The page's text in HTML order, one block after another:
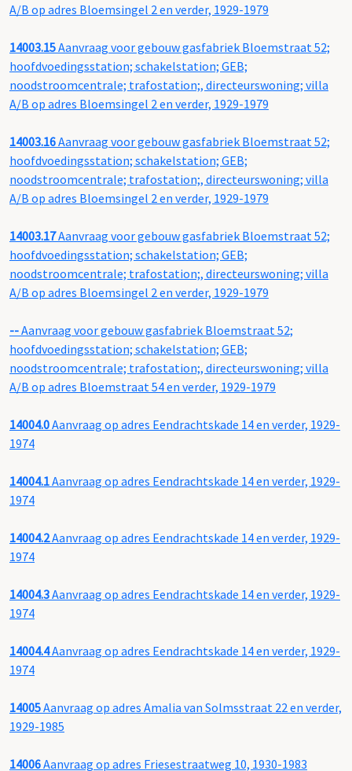
A/B op adres Bloemsingel 2 en verder, 1929-1979
14003.15Aanvraag voor gebouw gasfabriek Bloemstraat 52;
hoofdvoedingsstation; schakelstation; GEB;
noodstroomcentrale; trafostation;, directeurswoning; villa
A/B op adres Bloemsingel 2 en verder, 1929-1979
14003.16Aanvraag voor gebouw gasfabriek Bloemstraat 52;
hoofdvoedingsstation; schakelstation; GEB;
noodstroomcentrale; trafostation;, directeurswoning; villa
A/B op adres Bloemsingel 2 en verder, 1929-1979
14003.17Aanvraag voor gebouw gasfabriek Bloemstraat 52;
hoofdvoedingsstation; schakelstation; GEB;
noodstroomcentrale; trafostation;, directeurswoning; villa
A/B op adres Bloemsingel 2 en verder, 1929-1979
--Aanvraag voor gebouw gasfabriek Bloemstraat 52;
hoofdvoedingsstation; schakelstation; GEB;
noodstroomcentrale; trafostation;, directeurswoning; villa
A/B op adres Bloemstraat 54 en verder, 1929-1979
14004.0Aanvraag op adres Eendrachtskade 14 en verder, 1929-
1974
14004.1Aanvraag op adres Eendrachtskade 14 en verder, 1929-
1974
14004.2Aanvraag op adres Eendrachtskade 14 en verder, 1929-
1974
14004.3Aanvraag op adres Eendrachtskade 14 en verder, 1929-
1974
14004.4Aanvraag op adres Eendrachtskade 14 en verder, 1929-
1974
14005Aanvraag op adres Amalia van Solmsstraat 22 en verder,
1929-1985
14006Aanvraag op adres Friesestraatweg 10, 1930-1983